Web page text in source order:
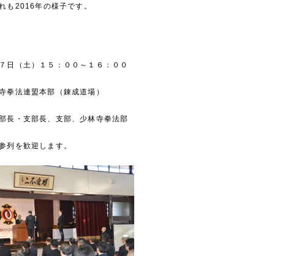
も2016年の様子です。
日（土）１５：００～１６：００
拳法連盟本部（錬成道場）
長・支部長、支部、少林寺拳法部
列を歓迎します。